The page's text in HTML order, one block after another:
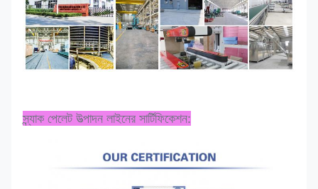
স্ন্যাক পেলেট উত্পাদন লাইনের সার্টিফিকেশন: